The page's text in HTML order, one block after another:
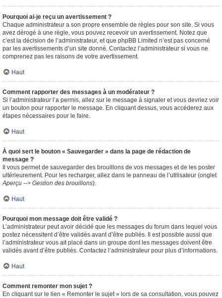
Pourquoi ai-je reçu un avertissement ?
Chaque administrateur a son propre ensemble de règles pour son site. Si vous
avez dérogé à une règle, vous pouvez recevoir un avertissement. Notez que
c’est la décision de l’administrateur, et que phpBB Limited n’est pas concerné
par les avertissements d’un site donné. Contactez l’administrateur si vous ne
comprenez pas les raisons de votre avertissement.
Haut
Comment rapporter des messages à un modérateur ?
Si l’administrateur l’a permis, allez sur le message à signaler et vous devriez voir
un bouton pour rapporter le message. En cliquant dessus, vous accéderez aux
étapes nécessaires pour le faire.
Haut
À quoi sert le bouton « Sauvegarder » dans la page de rédaction de
message ?
Il vous permet de sauvegarder des brouillons de vos messages et de les poster
ultérieurement. Pour les recharger, allez dans le panneau de l’utilisateur (onglet
Aperçu --> Gestion des brouillons).
Haut
Pourquoi mon message doit être validé ?
L’administrateur peut avoir décidé que les messages du forum dans lequel vous
postez nécessitent d’être validés avant d’être publiés. Il est possible aussi que
l’administrateur vous ait placé dans un groupe dont les messages doivent être
validés avant d’être publiés. Contactez l’administrateur pour plus d’informations.
Haut
Comment remonter mon sujet ?
En cliquant sur le lien « Remonter le sujet » lors de sa consultation, vous pouvez